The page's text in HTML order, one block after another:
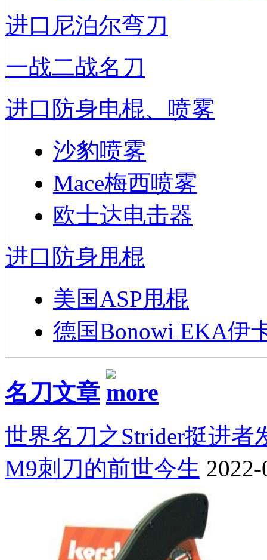
进口尼泊尔弯刀
一战二战名刀
进口防身电棍、喷雾
沙豹喷雾
Mace梅西喷雾
欧士达电击器
进口防身甩棍
美国ASP甩棍
德国Bonowi EKA伊
名刀文章
世界名刀之Strider挺进者
M9刺刀的前世今生